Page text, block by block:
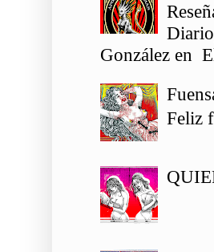
González en
Feliz